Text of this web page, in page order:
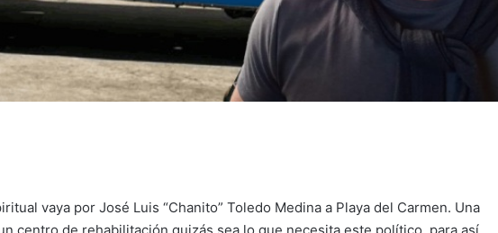
vaya por José Luis “Chanito” Toledo Medina a Playa del Carmen. Una